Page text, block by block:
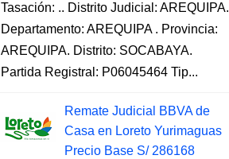
Tasación: .. Distrito Judicial: AREQUIPA.
Departamento: AREQUIPA . Provincia:
AREQUIPA. Distrito: SOCABAYA.
Partida Registral: P06045464 Tip...
Remate Judicial BBVA de
Casa en Loreto Yurimaguas
Precio Base S/ 286168